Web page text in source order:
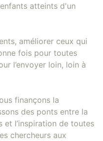
atteints d'un
améliorer ceux qui
fois pour toutes
l’envoyer loin, loin à
finançons la
des ponts entre la
et l’inspiration de toutes
chercheurs aux